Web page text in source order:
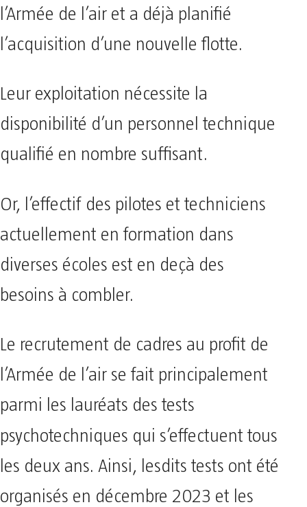
l’Armée de l’air et a déjà planifié
l’acquisition d’une nouvelle flotte.
Leur exploitation nécessite la
disponibilité d’un personnel technique
qualifié en nombre suffisant.
Or, l’effectif des pilotes et techniciens
actuellement en formation dans
diverses écoles est en deçà des
besoins à combler.
Le recrutement de cadres au profit de
l’Armée de l’air se fait principalement
parmi les lauréats des tests
psychotechniques qui s’effectuent tous
les deux ans. Ainsi, lesdits tests ont été
organisés en décembre 2023 et les